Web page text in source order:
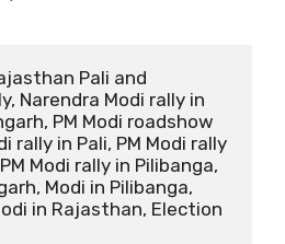
Pali and
Narendra Modi rally in
PM Modi roadshow
rally in Pali, PM Modi rally
Modi rally in Pilibanga,
Modi in Pilibanga,
in Rajasthan, Election